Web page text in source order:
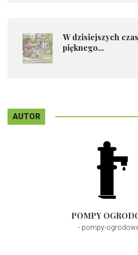
W dzisiejszych
pięknego...
AUTOR
POMPY
- pompy-